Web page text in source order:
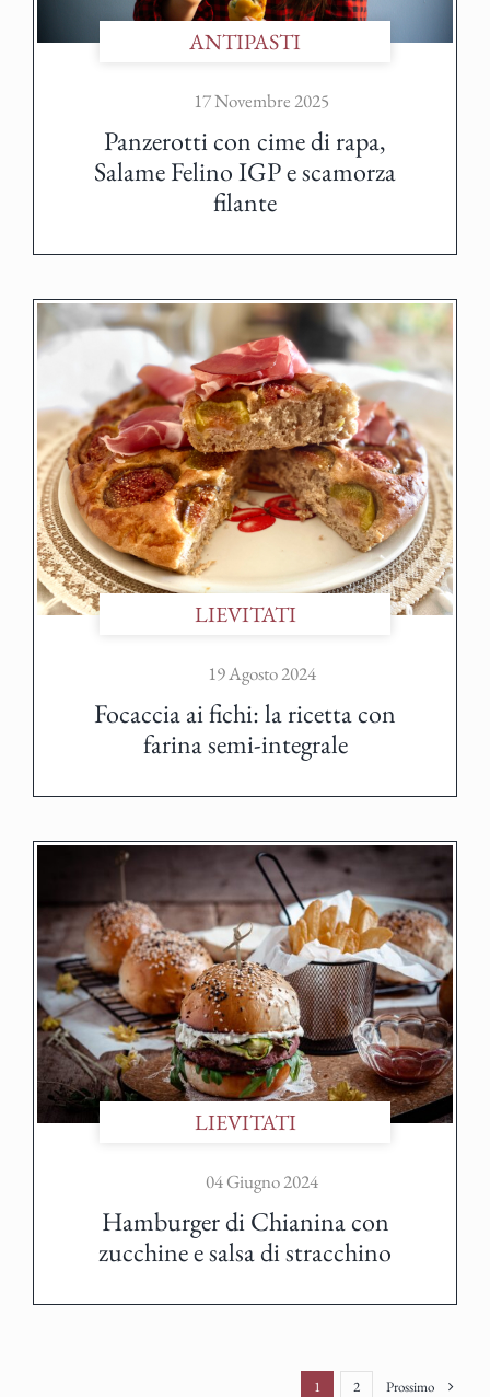
ANTIPASTI
17 Novembre 2025
Panzerotti con cime di rapa,
Salame Felino IGP e scamorza
filante
LIEVITATI
19 Agosto 2024
Focaccia ai fichi: la ricetta con
farina semi-integrale
LIEVITATI
04 Giugno 2024
Hamburger di Chianina con
zucchine e salsa di stracchino
1 2 Prossimo